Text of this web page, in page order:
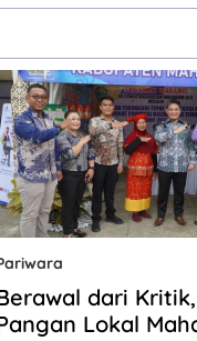
dari
Lokal